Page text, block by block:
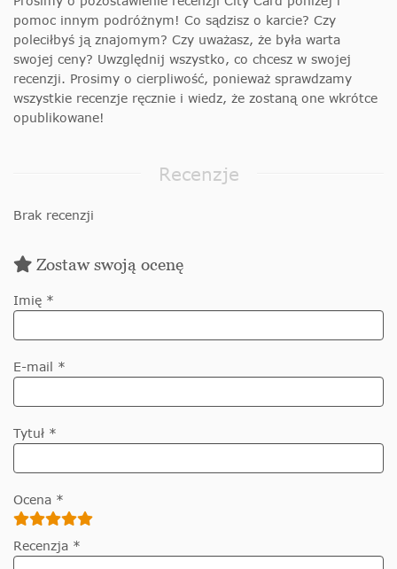
pomoc innym podróżnym! Co sądzisz o karcie? Czy
poleciłbyś ją znajomym? Czy uważasz, że była warta
swojej ceny? Uwzględnij wszystko, co chcesz w swojej
recenzji. Prosimy o cierpliwość, ponieważ sprawdzamy
wszystkie recenzje ręcznie i wiedz, że zostaną one wkrótce
opublikowane!
Recenzje
Brak recenzji
Zostaw swoją ocenę
Imię *
E-mail *
Tytuł *
Ocena *
Recenzja *